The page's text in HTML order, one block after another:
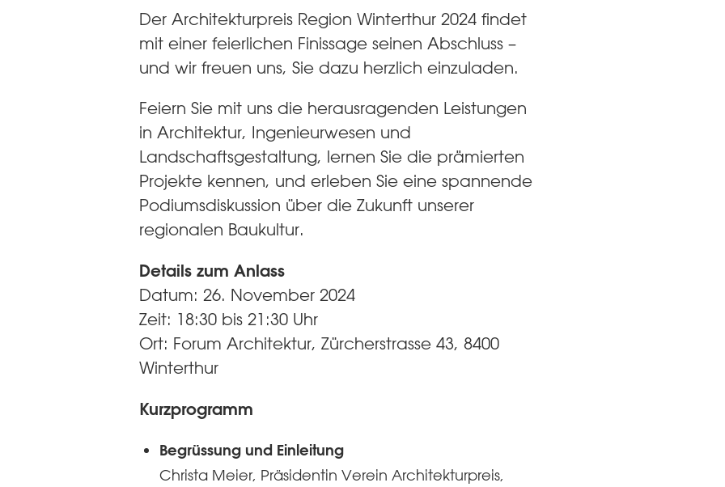
Der Architekturpreis Region Winterthur 2024 findet
mit einer feierlichen Finissage seinen Abschluss –
und wir freuen uns, Sie dazu herzlich einzuladen.
Feiern Sie mit uns die herausragenden Leistungen
in Architektur, Ingenieurwesen und
Landschaftsgestaltung, lernen Sie die prämierten
Projekte kennen, und erleben Sie eine spannende
Podiumsdiskussion über die Zukunft unserer
regionalen Baukultur.
Details zum Anlass
Datum: 26. November 2024
Zeit: 18:30 bis 21:30 Uhr
Ort: Forum Architektur, Zürcherstrasse 43, 8400
Winterthur
Kurzprogramm
Begrüssung und Einleitung
Christa Meier, Präsidentin Verein Architekturpreis,